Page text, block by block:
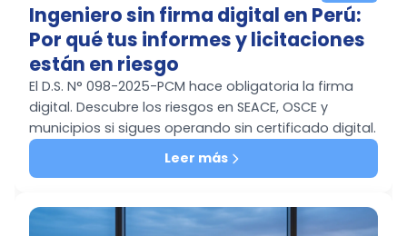
Ingeniero sin firma digital en Perú:
Por qué tus informes y licitaciones
están en riesgo
El D.S. N° 098-2025-PCM hace obligatoria la firma
digital. Descubre los riesgos en SEACE, OSCE y
municipios si sigues operando sin certificado digital.
Leer más